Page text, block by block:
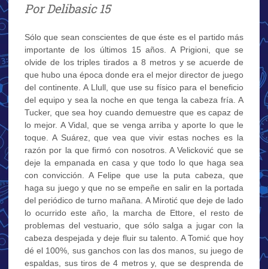
Por Delibasic 15
Sólo que sean conscientes de que éste es el partido más
importante de los últimos 15 años. A Prigioni, que se
olvide de los triples tirados a 8 metros y se acuerde de
que hubo una época donde era el mejor director de juego
del continente. A Llull, que use su físico para el beneficio
del equipo y sea la noche en que tenga la cabeza fría. A
Tucker, que sea hoy cuando demuestre que es capaz de
lo mejor. A Vidal, que se venga arriba y aporte lo que le
toque. A Suárez, que vea que vivir estas noches es la
razón por la que firmó con nosotros. A Velicković que se
deje la empanada en casa y que todo lo que haga sea
con convicción. A Felipe que use la puta cabeza, que
haga su juego y que no se empeñe en salir en la portada
del periódico de turno mañana. A Mirotić que deje de lado
lo ocurrido este año, la marcha de Ettore, el resto de
problemas del vestuario, que sólo salga a jugar con la
cabeza despejada y deje fluir su talento. A Tomić que hoy
dé el 100%, sus ganchos con las dos manos, su juego de
espaldas, sus tiros de 4 metros y, que se desprenda de